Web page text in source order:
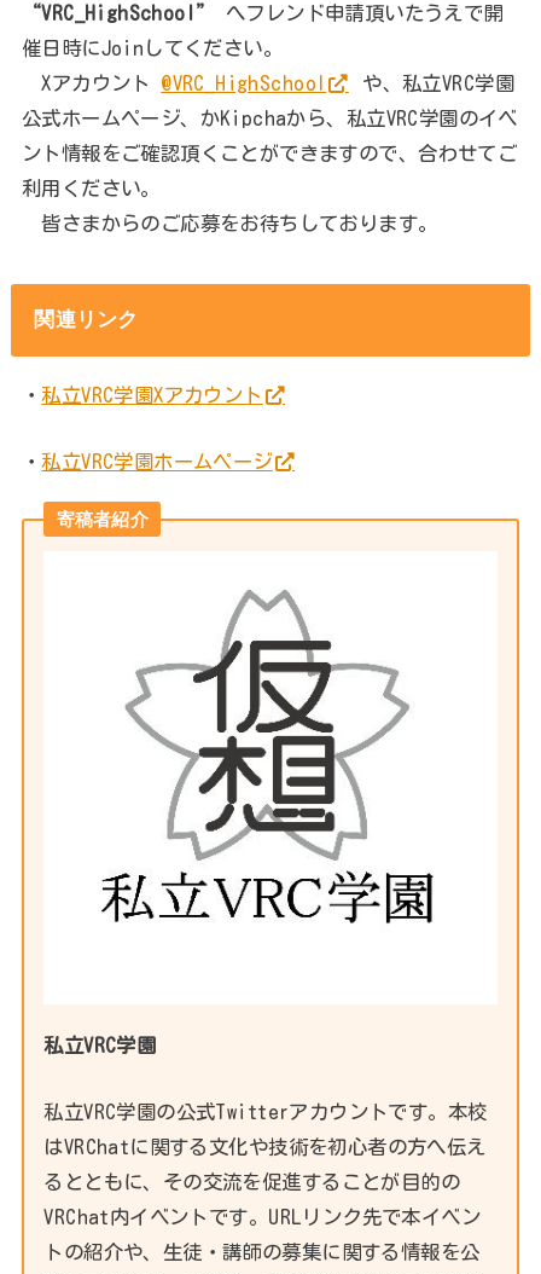
“VRC_HighSchool”
へフレンド申請頂いたうえで開
催日時にJoinしてください。
Xアカウント @VRC_HighSchool
や、私立VRC学園
公式ホームページ、かKipchaから、私立VRC学園のイベ
ント情報をご確認頂くことができますので、合わせてご
利用ください。
皆さまからのご応募をお待ちしております。
関連リンク
・私立VRC学園Xアカウント
・私立VRC学園ホームページ
寄稿者紹介
私立VRC学園
私立VRC学園の公式Twitterアカウントです。本校
はVRChatに関する文化や技術を初心者の方へ伝え
るとともに、その交流を促進することが目的の
VRChat内イベントです。URLリンク先で本イベン
トの紹介や、生徒・講師の募集に関する情報を公